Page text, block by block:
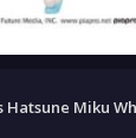
Hatsune Miku